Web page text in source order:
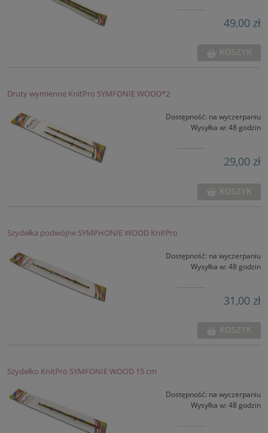
49,00 zł
KOSZYK
Druty wymienne KnitPro SYMFONIE WOOD*2
Dostępność: na wyczerpaniu
Wysyłka w: 48 godzin
29,00 zł
KOSZYK
Szydełka podwójne SYMPHONIE WOOD KnitPro
Dostępność: na wyczerpaniu
Wysyłka w: 48 godzin
31,00 zł
KOSZYK
Szydełko KnitPro SYMFONIE WOOD 15 cm
Dostępność: na wyczerpaniu
Wysyłka w: 48 godzin